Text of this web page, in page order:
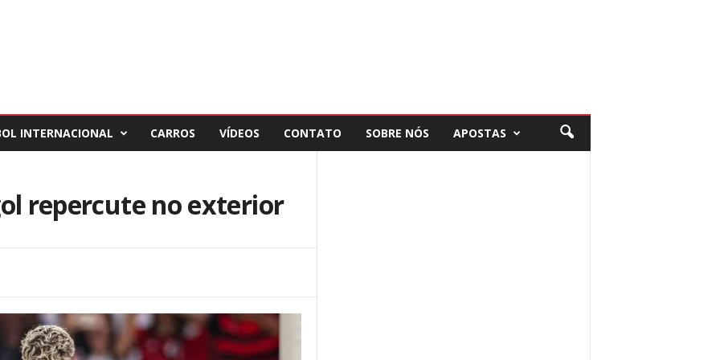
INTERNACIONAL CARROS VÍDEOS CONTATO SOBRE NÓS APOSTAS
repercute no exterior